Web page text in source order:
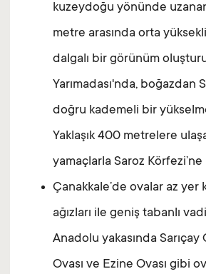
kuzeydoğu yönünde
metre arasında orta
dalgalı bir görünüm
Yarımadası'nda, boğazdan
doğru kademeli bir
Yaklaşık 400 metrelere
yamaçlarla Saroz Körfezi’ne
Çanakkale’de ovalar az yer
ağızları ile geniş tabanlı
Anadolu yakasında Sarıçay
Ovası ve Ezine Ovası gibi